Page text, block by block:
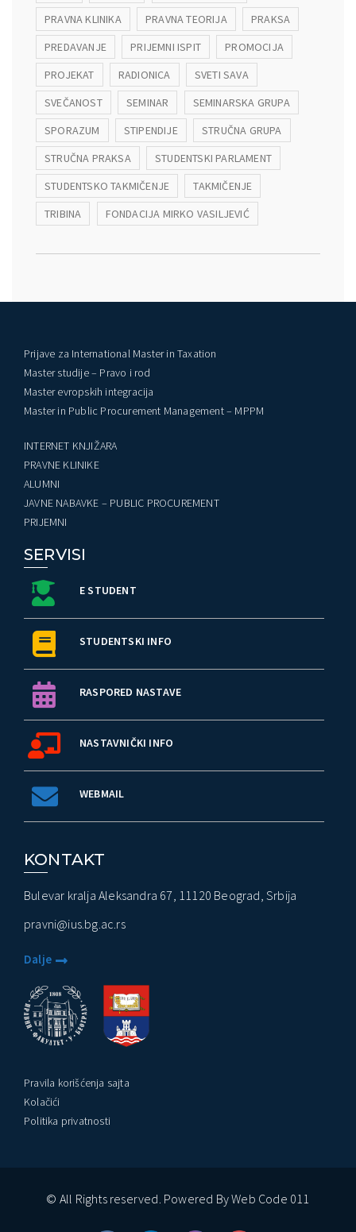
PRAVNA KLINIKA
PRAVNA TEORIJA
PRAKSA
PREDAVANJE
PRIJEMNI ISPIT
PROMOCIJA
PROJEKAT
RADIONICA
SVETI SAVA
SVEČANOST
SEMINAR
SEMINARSKA GRUPA
SPORAZUM
STIPENDIJE
STRUČNA GRUPA
STRUČNA PRAKSA
STUDENTSKI PARLAMENT
STUDENTSKO TAKMIČENJE
TAKMIČENJE
TRIBINA
FONDACIJA MIRKO VASILJEVIĆ
Prijave za International Master in Taxation
Master studije – Pravo i rod
Master evropskih integracija
Master in Public Procurement Management – MPPM
INTERNET KNJIŽARA
PRAVNE KLINIKE
ALUMNI
JAVNE NABAVKE – PUBLIC PROCUREMENT
PRIJEMNI
SERVISI
E STUDENT
STUDENTSKI INFO
RASPORED NASTAVE
NASTAVNIČKI INFO
WEBMAIL
KONTAKT
Bulevar kralja Aleksandra 67, 11120 Beograd, Srbija
pravni@ius.bg.ac.rs
Dalje
Pravila korišćenja sajta
Kolačići
Politika privatnosti
© All Rights reserved. Powered By Web Code 011